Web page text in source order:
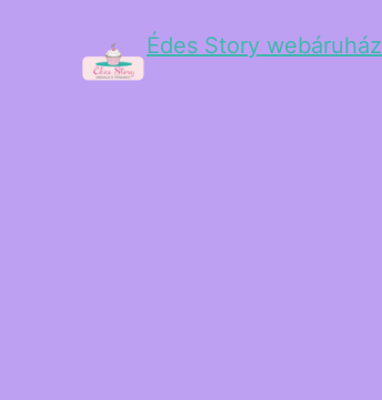
Édes Story webáruház